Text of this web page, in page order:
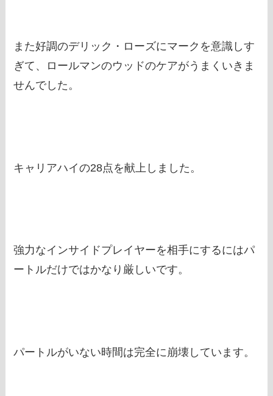
また好調のデリック・ローズにマークを意識しす
ぎて、ロールマンのウッドのケアがうまくいきま
せんでした。
キャリアハイの28点を献上しました。
強力なインサイドプレイヤーを相手にするにはパ
ートルだけではかなり厳しいです。
パートルがいない時間は完全に崩壊しています。